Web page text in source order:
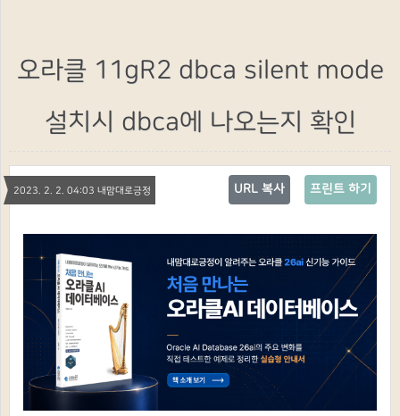
오라클 11gR2 dbca silent mode
설치시 dbca에 나오는지 확인
2023. 2. 2. 04:03 내맘대로긍정 프린트 하기
URL 복사